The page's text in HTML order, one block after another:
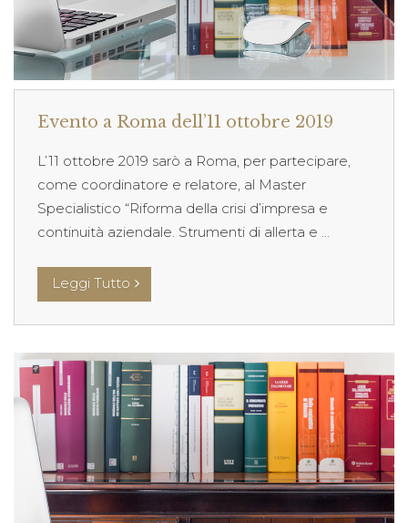
Evento a Roma dell’11 ottobre 2019
L’11 ottobre 2019 sarò a Roma, per partecipare,
come coordinatore e relatore, al Master
Specialistico “Riforma della crisi d’impresa e
continuità aziendale. Strumenti di allerta e ...
Leggi Tutto